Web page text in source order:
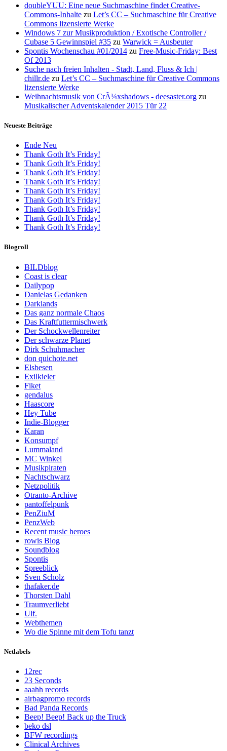
doubleYUU: Eine neue Suchmaschine findet Creative-
Commons-Inhalte zu Let’s CC – Suchmaschine für Creative
Commons lizensierte Werke
Windows 7 zur Musikproduktion / Exotische Controller /
Cubase 5 Gewinnspiel #35 zu Warwick = Ausbeuter
Spontis Wochenschau #01/2014 zu Free-Music-Friday: Best
Of 2013
Suche nach freien Inhalten - Stadt, Land, Fluss & Ich |
chillr.de zu Let’s CC – Suchmaschine für Creative Commons
lizensierte Werke
Weihnachtsmusik von CrÃ¼xshadows - deesaster.org zu
Musikalischer Adventskalender 2015 Tür 22
Neueste Beiträge
Ende Neu
Thank Goth It’s Friday!
Thank Goth It’s Friday!
Thank Goth It’s Friday!
Thank Goth It’s Friday!
Thank Goth It’s Friday!
Thank Goth It’s Friday!
Thank Goth It’s Friday!
Thank Goth It’s Friday!
Thank Goth It’s Friday!
Blogroll
BILDblog
Coast is clear
Dailypop
Danielas Gedanken
Darklands
Das ganz normale Chaos
Das Kraftfuttermischwerk
Der Schockwellenreiter
Der schwarze Planet
Dirk Schuhmacher
don quichote.net
Elsbesen
Exilkieler
Fiket
gendalus
Haascore
Hey Tube
Indie-Blogger
Karan
Konsumpf
Lummaland
MC Winkel
Musikpiraten
Nachtschwarz
Netzpolitik
Otranto-Archive
pantoffelpunk
PenZiuM
PenzWeb
Recent music heroes
rowis Blog
Soundblog
Spontis
Spreeblick
Sven Scholz
thafaker.de
Thorsten Dahl
Traumverliebt
Ulf.
Webthemen
Wo die Spinne mit dem Tofu tanzt
Netlabels
12rec
23 Seconds
aaahh records
airbagpromo records
Bad Panda Records
Beep! Beep! Back up the Truck
beko dsl
BFW recordings
Clinical Archives